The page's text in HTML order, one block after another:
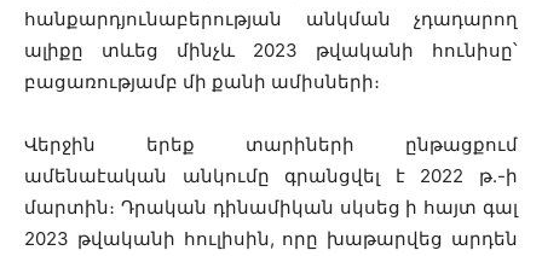
հանքարդյունաբերության անկման չդադարող
ալիքը տևեց մինչև 2023 թվականի հունիսը՝
բացառությամբ մի քանի ամիսների։
Վերջին երեք տարիների ընթացքում
ամենաէական անկումը գրանցվել է 2022 թ.-ի
մարտին։ Դրական դինամիկան սկսեց ի հայտ գալ
2023 թվականի հուլիսին, որը խաթարվեց արդեն